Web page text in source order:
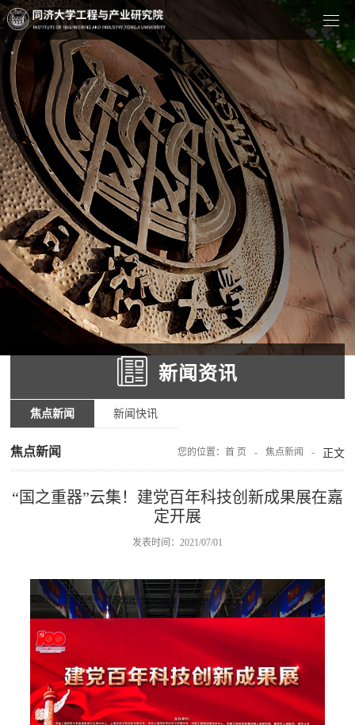
新闻资讯
焦点新闻 新闻快讯
焦点新闻 您的位置： 首 页 - 焦点新闻 - 正文
“国之重器”云集！建党百年科技创新成果展在嘉
定开展
发表时间：2021/07/01